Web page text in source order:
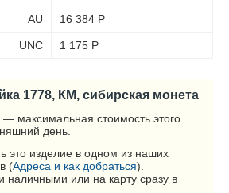
AU 16 384 Р
UNC 1 175 Р
1778, КМ, сибирская монета
— максимальная стоимость этого
день.
это изделие в одном из наших
(Адреса и как добраться).
наличными или на карту сразу в